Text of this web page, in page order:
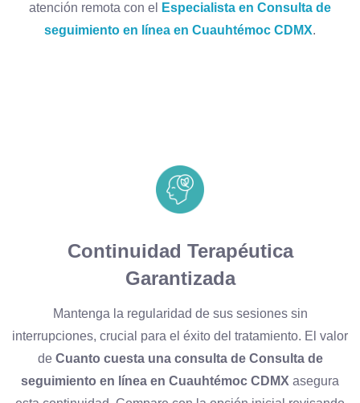
atención remota con el
Especialista en Consulta de
seguimiento en línea en Cuauhtémoc CDMX.
Continuidad Terapéutica
Garantizada
Mantenga la regularidad de sus sesiones sin
interrupciones, crucial para el éxito del tratamiento. El valor
de Cuanto cuesta una consulta de Consulta de
seguimiento en línea en Cuauhtémoc CDMX asegura